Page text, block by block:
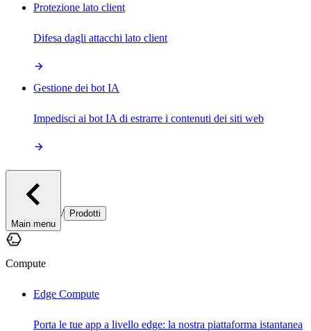
Protezione lato client
Difesa dagli attacchi lato client
Gestione dei bot IA
Impedisci ai bot IA di estrarre i contenuti dei siti web
Main menu
/ Prodotti
Compute
Edge Compute
Porta le tue app a livello edge: la nostra piattaforma istantanea